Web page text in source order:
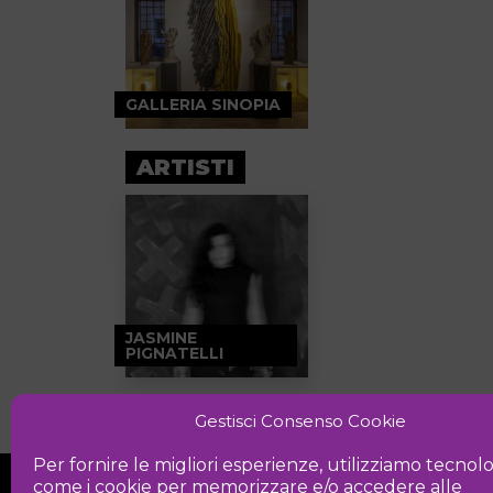
Gestisci Consenso Cookie
Per fornire le migliori esperienze, utilizziamo
come i cookie per memorizzare e/o accedere alle
GALLERIA SINOPIA
ARTISTI
JASMINE
PIGNATELLI